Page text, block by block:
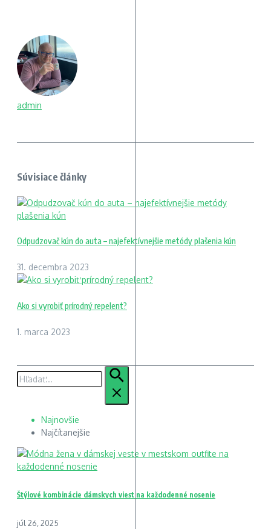
admin
Súvisiace články
Odpudzovač kún do auta – najefektívnejšie metódy plašenia kún
31. decembra 2023
Ako si vyrobiť prírodný repelent?
1. marca 2023
Hľadať:
Najnovšie
Najčítanejšie
Štýlové kombinácie dámskych viest na každodenné nosenie
júl 26, 2025